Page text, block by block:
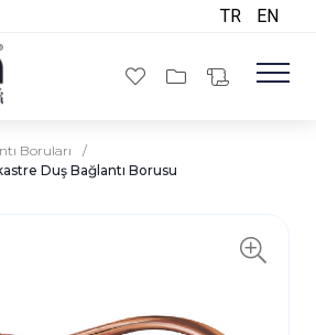
TR EN
Boruları
/
Duş Bağlantı Borusu